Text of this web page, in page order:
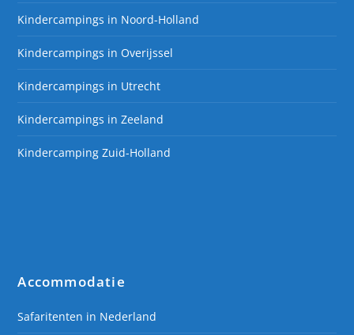
Kindercampings in Noord-Holland
Kindercampings in Overijssel
Kindercampings in Utrecht
Kindercampings in Zeeland
Kindercamping Zuid-Holland
Accommodatie
Safaritenten in Nederland